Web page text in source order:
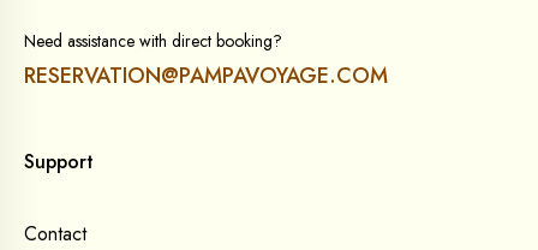
Need assistance with direct booking?
RESERVATION@PAMPAVOYAGE.COM
Support
Contact